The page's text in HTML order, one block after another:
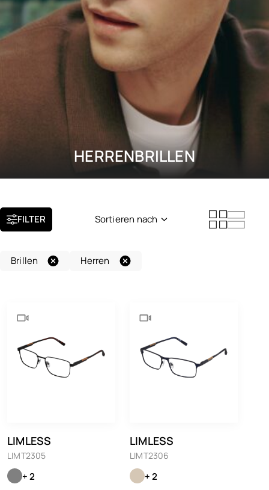
HERRENBRILLEN
FILTER Sortieren nach
Brillen Herren
LIMLESS
LIMT2305
+ 2
LIMLESS
LIMT2306
+ 2